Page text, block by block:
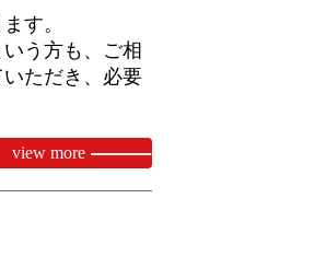
す。
う方も、ご相
ただき、必要
view more